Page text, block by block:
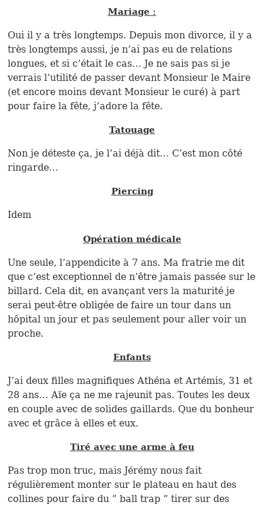
Mariage :
Oui il y a très longtemps. Depuis mon divorce, il y a
très longtemps aussi, je n’ai pas eu de relations
longues, et si c’était le cas… Je ne sais pas si je
verrais l’utilité de passer devant Monsieur le Maire
(et encore moins devant Monsieur le curé) à part
pour faire la fête, j’adore la fête.
Tatouage
Non je déteste ça, je l’ai déjà dit… C’est mon côté
ringarde…
Piercing
Idem
Opération médicale
Une seule, l’appendicite à 7 ans. Ma fratrie me dit
que c’est exceptionnel de n’être jamais passée sur le
billard. Cela dit, en avançant vers la maturité je
serai peut-être obligée de faire un tour dans un
hôpital un jour et pas seulement pour aller voir un
proche.
Enfants
J’ai deux filles magnifiques Athéna et Artémis, 31 et
28 ans… Aïe ça ne me rajeunit pas. Toutes les deux
en couple avec de solides gaillards. Que du bonheur
avec et grâce à elles et eux.
Tiré avec une arme à feu
Pas trop mon truc, mais Jérémy nous fait
régulièrement monter sur le plateau en haut des
collines pour faire du ” ball trap ” tirer sur des